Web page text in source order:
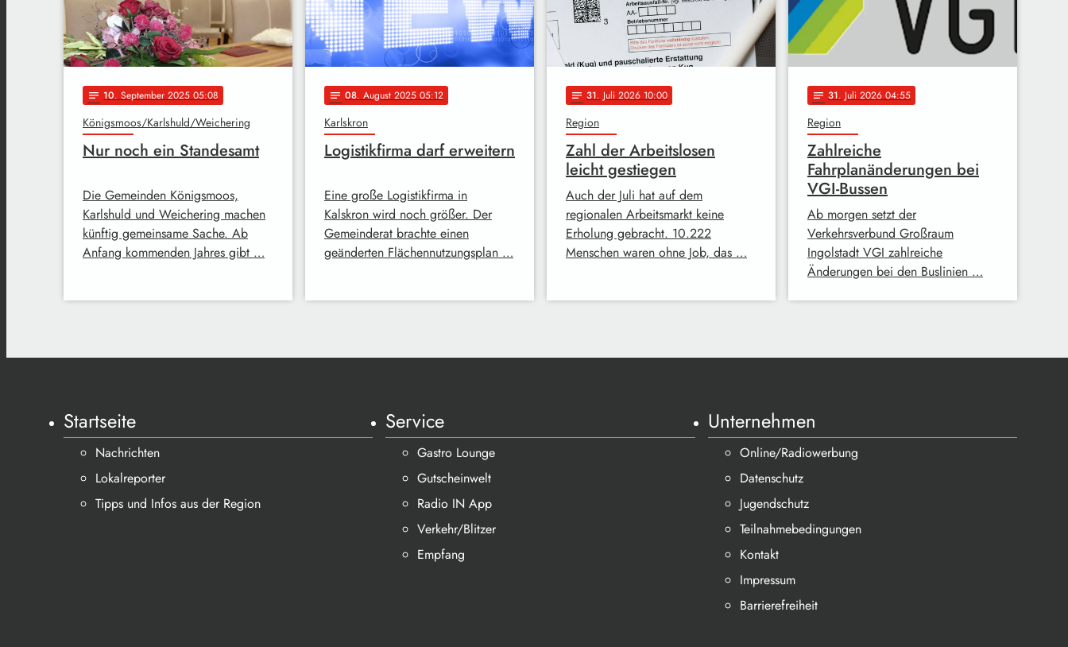
notes 10. September 2025 05:08
Königsmoos/Karlshuld/Weichering
Nur noch ein Standesamt
Die Gemeinden Königsmoos,
Karlshuld und Weichering machen
künftig gemeinsame Sache. Ab
Anfang kommenden Jahres gibt …
notes 08. August 2025 05:12
Karlskron
Logistikfirma darf erweitern
Eine große Logistikfirma in
Kalskron wird noch größer. Der
Gemeinderat brachte einen
geänderten Flächennutzungsplan …
notes 31. Juli 2026 10:00
Region
Zahl der Arbeitslosen
leicht gestiegen
Auch der Juli hat auf dem
regionalen Arbeitsmarkt keine
Erholung gebracht. 10.222
Menschen waren ohne Job, das …
notes 31. Juli 2026 04:55
Region
Zahlreiche
Fahrplanänderungen bei
VGI-Bussen
Ab morgen setzt der
Verkehrsverbund Großraum
Ingolstadt VGI zahlreiche
Änderungen bei den Buslinien …
Startseite
Nachrichten
Lokalreporter
Tipps und Infos aus der Region
Service
Gastro Lounge
Gutscheinwelt
Radio IN App
Verkehr/Blitzer
Empfang
Unternehmen
Online/Radiowerbung
Datenschutz
Jugendschutz
Teilnahmebedingungen
Kontakt
Impressum
Barrierefreiheit